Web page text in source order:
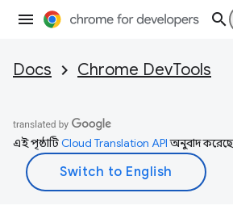
Docs Chrome DevTools
এই পৃষ্ঠাটিCloud Translation APIঅনুবাদ